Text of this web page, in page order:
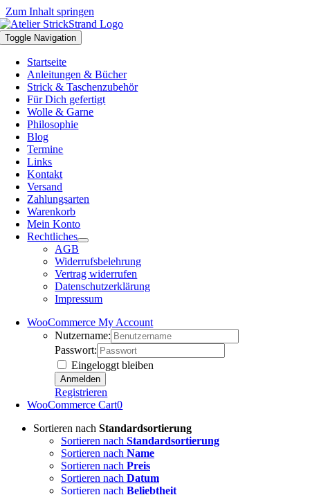
Zum Inhalt springen
Toggle Navigation
Startseite
Anleitungen & Bücher
Strick & Taschenzubehör
Für Dich gefertigt
Wolle & Garne
Philosophie
Blog
Termine
Links
Kontakt
Versand
Zahlungsarten
Warenkorb
Mein Konto
Rechtliches
AGB
Widerrufsbelehrung
Vertrag widerrufen
Datenschutzerklärung
Impressum
WooCommerce My Account
Nutzername:
Passwort:
Eingeloggt bleiben
Registrieren
WooCommerce Cart0
Sortieren nach Standardsortierung
Sortieren nach Standardsortierung
Sortieren nach Name
Sortieren nach Preis
Sortieren nach Datum
Sortieren nach Beliebtheit